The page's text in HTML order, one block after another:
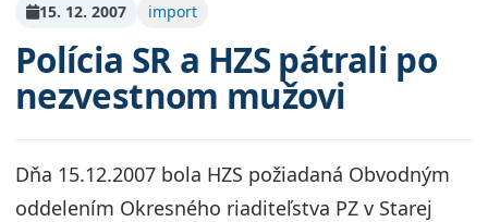
15. 12. 2007 import
Polícia SR a HZS pátrali po
nezvestnom mužovi
Dňa 15.12.2007 bola HZS požiadaná Obvodným
oddelením Okresného riaditeľstva PZ v Starej